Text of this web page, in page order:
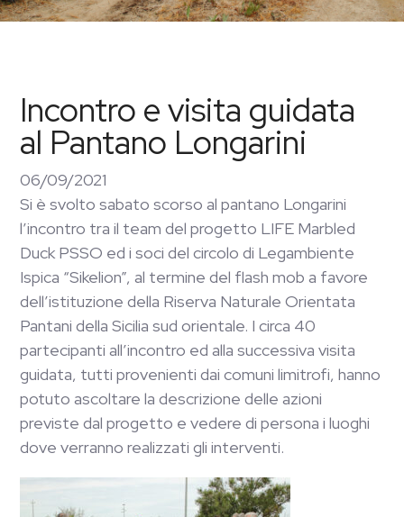
Incontro e visita guidata
al Pantano Longarini
06/09/2021
Si è svolto sabato scorso al pantano Longarini
l’incontro tra il team del progetto LIFE Marbled
Duck PSSO ed i soci del circolo di Legambiente
Ispica “Sikelion”, al termine del flash mob a favore
dell’istituzione della Riserva Naturale Orientata
Pantani della Sicilia sud orientale. I circa 40
partecipanti all’incontro ed alla successiva visita
guidata, tutti provenienti dai comuni limitrofi, hanno
potuto ascoltare la descrizione delle azioni
previste dal progetto e vedere di persona i luoghi
dove verranno realizzati gli interventi.